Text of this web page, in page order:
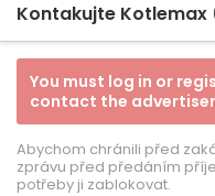
Kontakujte
You must log in or
contact the
Abychom chránili před
zprávu před předáním
potřeby ji zablokovat.